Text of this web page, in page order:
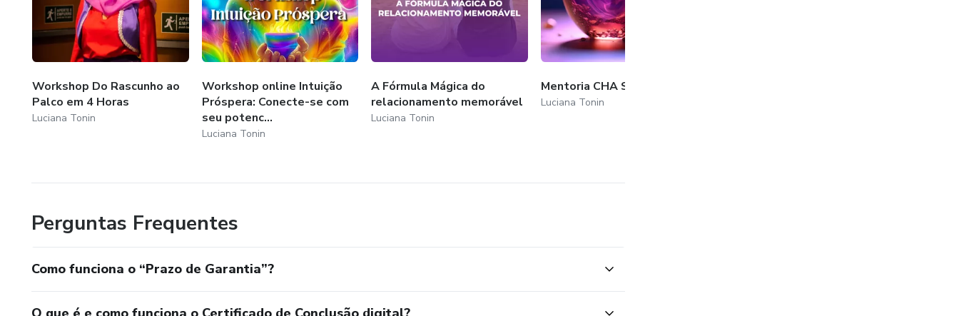
Workshop Do Rascunho ao
Palco em 4 Horas
Luciana Tonin
Workshop online Intuição
Próspera: Conecte-se com
seu potenc...
Luciana Tonin
A Fórmula Mágica do
relacionamento memorável
Luciana Tonin
Mentoria CHA SISTÊMICO
Luciana Tonin
Perguntas Frequentes
Como funciona o “Prazo de Garantia”?